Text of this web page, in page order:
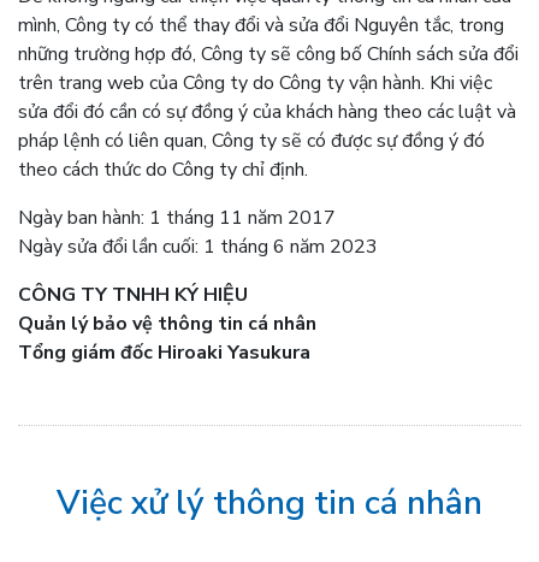
mình, Công ty có thể thay đổi và sửa đổi Nguyên tắc, trong
những trường hợp đó, Công ty sẽ công bố Chính sách sửa đổi
trên trang web của Công ty do Công ty vận hành. Khi việc
sửa đổi đó cần có sự đồng ý của khách hàng theo các luật và
pháp lệnh có liên quan, Công ty sẽ có được sự đồng ý đó
theo cách thức do Công ty chỉ định.
Ngày ban hành: 1 tháng 11 năm 2017
Ngày sửa đổi lần cuối: 1 tháng 6 năm 2023
CÔNG TY TNHH KÝ HIỆU
Quản lý bảo vệ thông tin cá nhân
Tổng giám đốc Hiroaki Yasukura
Việc xử lý thông tin cá nhân